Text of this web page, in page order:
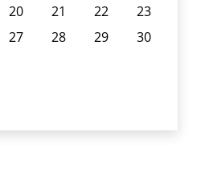
20 21 22
23
27 28 29
30